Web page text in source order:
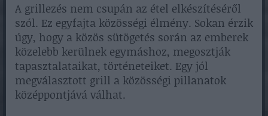
A grillezés nem csupán az étel elkészítéséről
szól. Ez egyfajta közösségi élmény. Sokan érzik
úgy, hogy a közös sütögetés során az emberek
közelebb kerülnek egymáshoz, megosztják
tapasztalataikat, történeteiket. Egy jól
megválasztott grill a közösségi pillanatok
középpontjává válhat.